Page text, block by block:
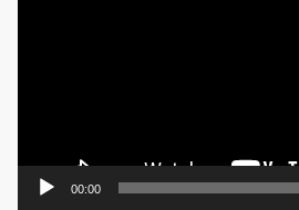
00:00